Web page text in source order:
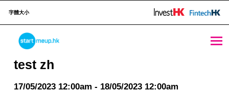
STARTMEUPHK
STARTMEUPHK FESTIVAL IS THE LEADING STARTUP AND INNOVATION CONFERENCE EVENT IN HONG KONG
字體大小
test zh
17/05/2023 12:00am - 18/05/2023 12:00am